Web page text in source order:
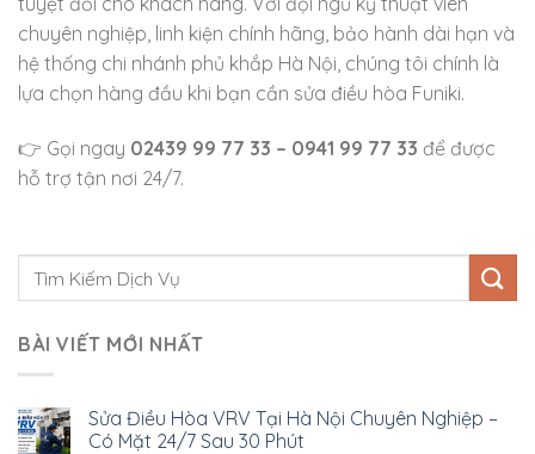
chuyên nghiệp, linh kiện chính hãng, bảo hành dài hạn và
hệ thống chi nhánh phủ khắp Hà Nội, chúng tôi chính là
lựa chọn hàng đầu khi bạn cần sửa điều hòa Funiki.
👉 Gọi ngay 02439 99 77 33 – 0941 99 77 33 để được
hỗ trợ tận nơi 24/7.
BÀI VIẾT MỚI NHẤT
Sửa Điều Hòa VRV Tại Hà Nội Chuyên Nghiệp –
Có Mặt 24/7 Sau 30 Phút